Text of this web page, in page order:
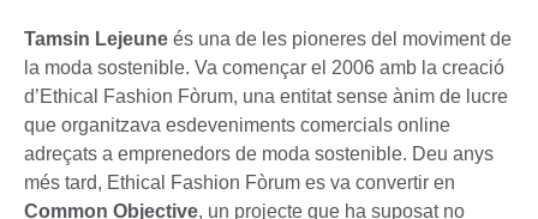
Tamsin Lejeune és una de les pioneres del moviment de
la moda sostenible. Va començar el 2006 amb la creació
d’Ethical Fashion Fòrum, una entitat sense ànim de lucre
que organitzava esdeveniments comercials online
adreçats a emprenedors de moda sostenible. Deu anys
més tard, Ethical Fashion Fòrum es va convertir en
Common Objective, un projecte que ha suposat no